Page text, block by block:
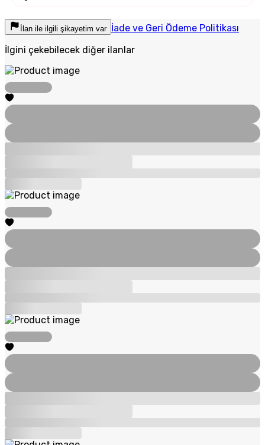
İlan ile ilgili şikayetim var İade ve Geri Ödeme Politikası
İlgini çekebilecek diğer ilanlar